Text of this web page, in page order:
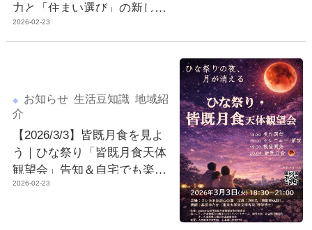
力と「住まい選び」の新しい
視点
2026-02-23
お知らせ 生活豆知識 地域紹
介
【2026/3/3】皆既月食を見よ
う｜ひな祭り「皆既月食天体
観望会」告知＆自宅でも楽し
める観察ポイント
2026-02-23